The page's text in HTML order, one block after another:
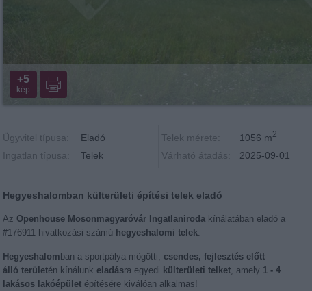
+5
kép
Ügyvitel típusa:
Eladó
Ingatlan típusa:
Telek
Telek mérete: 1056 m2
Várható átadás: 2025-09-01
Hegyeshalomban külterületi építési telek eladó
Az Openhouse Mosonmagyaróvár Ingatlaniroda kínálatában eladó a
#176911 hivatkozási számú hegyeshalomi telek
Hegyeshalomban a sportpálya mögötti, csendes, fejlesztés előtt
álló területén kínálunk eladásra egyedi külterületi telket , amely 1 - 4
lakásos lakóépület építésére kiválóan alkalmas!